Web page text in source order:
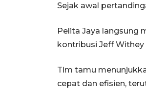
Sejak awal
Pelita Jaya langsung
kontribusi Jeff Withey
Tim tamu
cepat dan efisien,